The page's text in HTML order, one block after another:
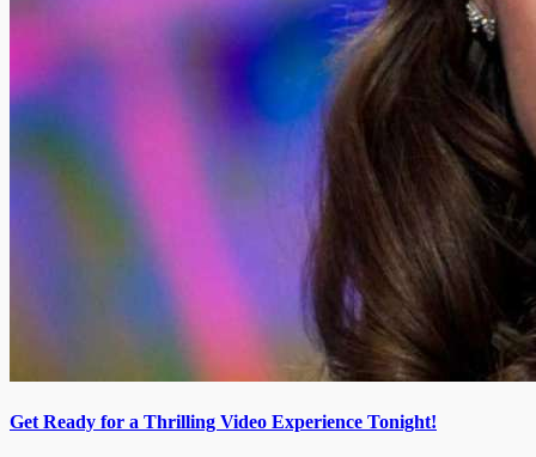
Get Ready for a Thrilling Video Experience Tonight!